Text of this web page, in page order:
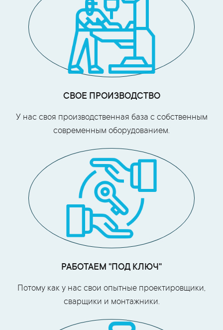
СВОЕ ПРОИЗВОДСТВО
У нас своя производственная база с собственным
современным оборудованием.
РАБОТАЕМ "ПОД КЛЮЧ"
Потому как у нас свои опытные проектировщики,
сварщики и монтажники.